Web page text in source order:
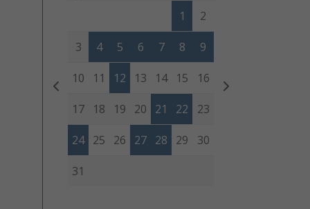
Miércoles Jueves
1 2
3 4 5 6 7 8 9
10 11 12 13 14 15 16
17 18 19 20 21 22 23
24 25 26 27 28 29 30
31